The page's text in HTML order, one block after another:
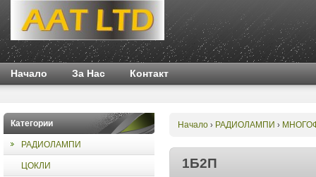
Начало За Нас Контакт
Категории
РАДИОЛАМПИ
ЦОКЛИ
Начало› РАДИОЛАМПИ ›
1Б2П